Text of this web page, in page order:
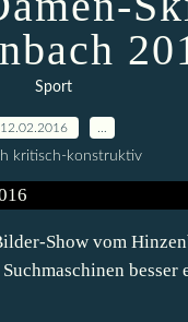
Sport
12.02.2016
kritisch-konstruktiv
Show vom